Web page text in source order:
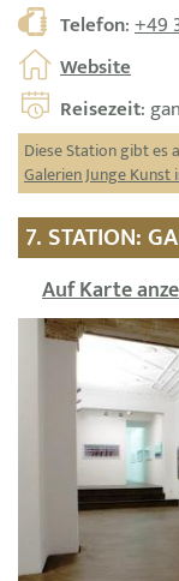
Telefon:+49
Website
Reisezeit:
Diese Station gibt es
Galerien Junge
7. STATION:
Auf Karte